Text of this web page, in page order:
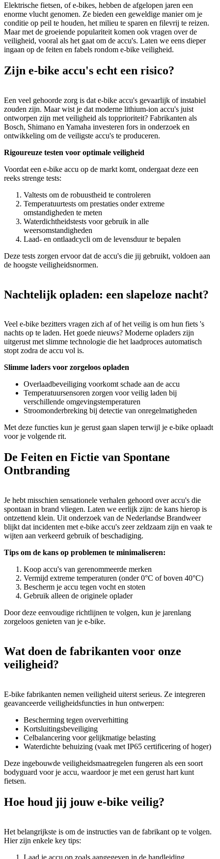
Elektrische fietsen, of e-bikes, hebben de afgelopen jaren een
enorme vlucht genomen. Ze bieden een geweldige manier om je
conditie op peil te houden, het milieu te sparen en filevrij te reizen.
Maar met de groeiende populariteit komen ook vragen over de
veiligheid, vooral als het gaat om de accu's. Laten we eens dieper
ingaan op de feiten en fabels rondom e-bike veiligheid.
Zijn e-bike accu's echt een risico?
Een veel gehoorde zorg is dat e-bike accu's gevaarlijk of instabiel
zouden zijn. Maar wist je dat moderne lithium-ion accu's juist
ontworpen zijn met veiligheid als topprioriteit? Fabrikanten als
Bosch, Shimano en Yamaha investeren fors in onderzoek en
ontwikkeling om de veiligste accu's te produceren.
Rigoureuze testen voor optimale veiligheid
Voordat een e-bike accu op de markt komt, ondergaat deze een
reeks strenge tests:
Valtests om de robuustheid te controleren
Temperatuurtests om prestaties onder extreme
omstandigheden te meten
Waterdichtheidstests voor gebruik in alle
weersomstandigheden
Laad- en ontlaadcycli om de levensduur te bepalen
Deze tests zorgen ervoor dat de accu's die jij gebruikt, voldoen aan
de hoogste veiligheidsnormen.
Nachtelijk opladen: een slapeloze nacht?
Veel e-bike bezitters vragen zich af of het veilig is om hun fiets 's
nachts op te laden. Het goede nieuws? Moderne opladers zijn
uitgerust met slimme technologie die het laadproces automatisch
stopt zodra de accu vol is.
Slimme laders voor zorgeloos opladen
Overlaadbeveiliging voorkomt schade aan de accu
Temperatuursensoren zorgen voor veilig laden bij
verschillende omgevingstemperaturen
Stroomonderbreking bij detectie van onregelmatigheden
Met deze functies kun je gerust gaan slapen terwijl je e-bike oplaadt
voor je volgende rit.
De Feiten en Fictie van Spontane
Ontbranding
Je hebt misschien sensationele verhalen gehoord over accu's die
spontaan in brand vliegen. Laten we eerlijk zijn: de kans hierop is
ontzettend klein. Uit onderzoek van de Nederlandse Brandweer
blijkt dat incidenten met e-bike accu's zeer zeldzaam zijn en vaak te
wijten aan verkeerd gebruik of beschadiging.
Tips om de kans op problemen te minimaliseren:
Koop accu's van gerenommeerde merken
Vermijd extreme temperaturen (onder 0°C of boven 40°C)
Bescherm je accu tegen vocht en stoten
Gebruik alleen de originele oplader
Door deze eenvoudige richtlijnen te volgen, kun je jarenlang
zorgeloos genieten van je e-bike.
Wat doen de fabrikanten voor onze
veiligheid?
E-bike fabrikanten nemen veiligheid uiterst serieus. Ze integreren
geavanceerde veiligheidsfuncties in hun ontwerpen:
Bescherming tegen oververhitting
Kortsluitingsbeveiliging
Celbalancering voor gelijkmatige belasting
Waterdichte behuizing (vaak met IP65 certificering of hoger)
Deze ingebouwde veiligheidsmaatregelen fungeren als een soort
bodyguard voor je accu, waardoor je met een gerust hart kunt
fietsen.
Hoe houd jij jouw e-bike veilig?
Het belangrijkste is om de instructies van de fabrikant op te volgen.
Hier zijn enkele key tips:
Laad je accu op zoals aangegeven in de handleiding